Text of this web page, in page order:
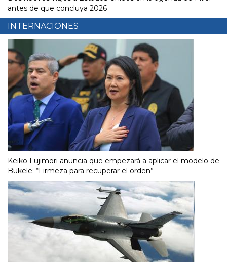
antes de que concluya 2026
INTERNACIONES
Keiko Fujimori anuncia que empezará a aplicar el modelo de
Bukele: “Firmeza para recuperar el orden”